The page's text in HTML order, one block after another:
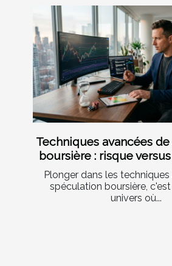
Techniques avancées
boursière : risque
Plonger dans les
spéculation boursière,
univers où...